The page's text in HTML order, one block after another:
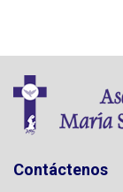
Contáctenos